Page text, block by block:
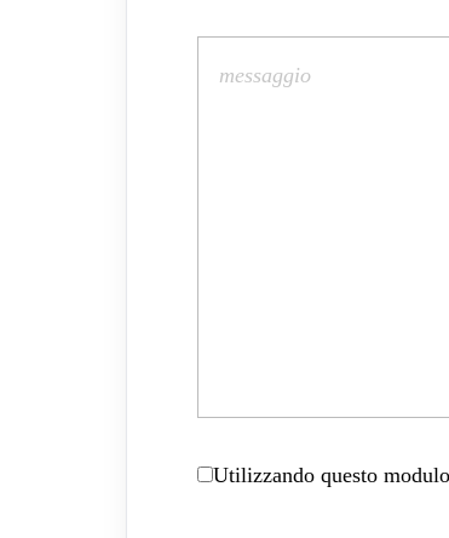
Utilizzando questo